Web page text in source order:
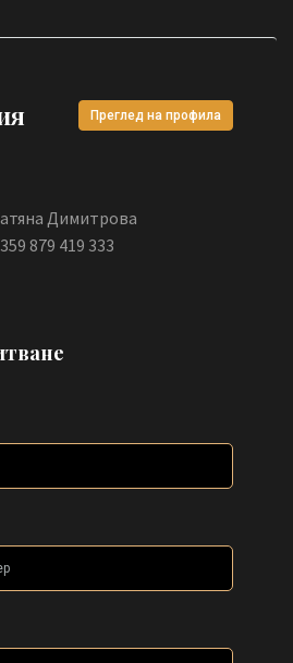
Преглед на профила
Димитрова
879 419 333